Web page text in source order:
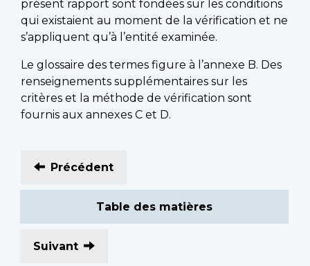
présent rapport sont fondées sur les conditions
qui existaient au moment de la vérification et ne
s’appliquent qu’à l’entité examinée.
Le glossaire des termes figure à l’annexe B. Des
renseignements supplémentaires sur les
critères et la méthode de vérification sont
fournis aux annexes C et D.
Précédent
Table des matières
Suivant